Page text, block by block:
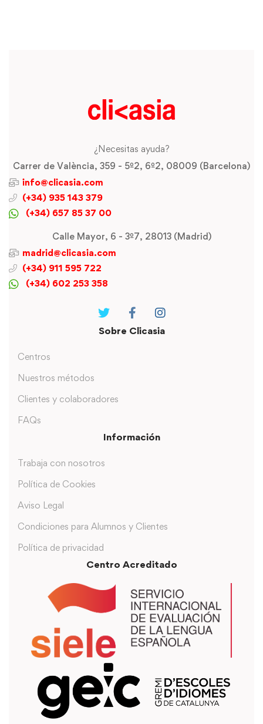
¿Necesitas ayuda?
Carrer de València, 359 - 5º2, 6º2, 08009 (Barcelona)
info@clicasia.com
(+34) 935 143 379
(+34) 657 85 37 00
Calle Mayor, 6 - 3º7, 28013 (Madrid)
madrid@clicasia.com
(+34) 911 595 722
(+34) 602 253 358
Sobre Clicasia
Centros
Nuestros métodos
Clientes y colaboradores
FAQs
Información
Trabaja con nosotros
Política de Cookies
Aviso Legal
Condiciones para Alumnos y Clientes
Política de privacidad
Centro Acreditado